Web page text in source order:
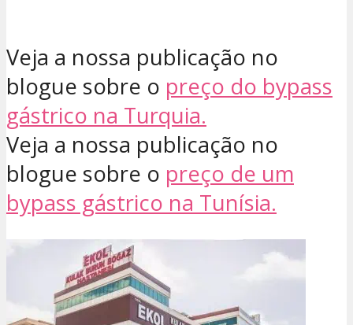
Veja a nossa publicação no
blogue sobre o preço do bypass
gástrico na Turquia.
Veja a nossa publicação no
blogue sobre o preço de um
bypass gástrico na Tunísia.